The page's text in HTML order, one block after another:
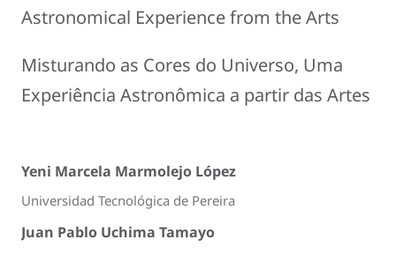
Astronomical Experience from the Arts
Misturando as Cores do Universo, Uma
Experiência Astronômica a partir das Artes
Yeni Marcela Marmolejo López
Universidad Tecnológica de Pereira
Juan Pablo Uchima Tamayo